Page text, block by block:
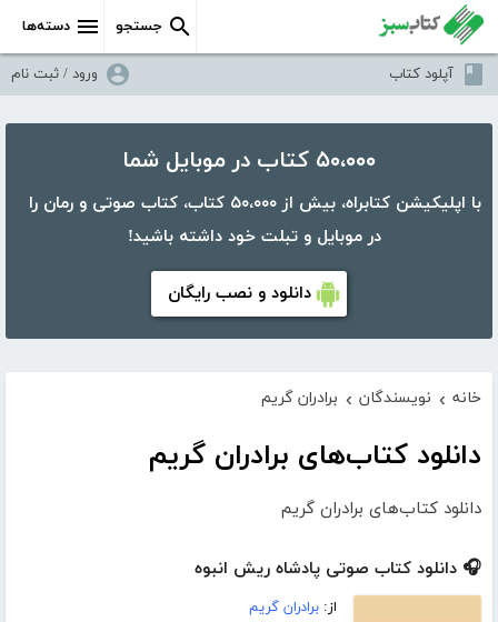
دسته‌ها جستجو
آپلود کتاب ورود / ثبت نام
۵۰،۰۰۰ کتاب در موبایل شما
با اپلیکیشن کتابراه، بیش از ۵۰،۰۰۰ کتاب، کتاب صوتی و رمان را
در موبایل و تبلت خود داشته باشید!
دانلود و نصب رایگان
خانه › نویسندگان › برادران گریم
دانلود کتاب‌های برادران گریم
دانلود کتاب‌های برادران گریم
🎧 دانلود کتاب صوتی پادشاه ریش انبوه
از:برادران گریم